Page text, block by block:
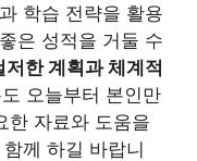
학습 전략을 활용
은 성적을 거둘 수
한 계획과 체계적
오늘부터 본인만
한 자료와 도움을
께 하길 바랍니